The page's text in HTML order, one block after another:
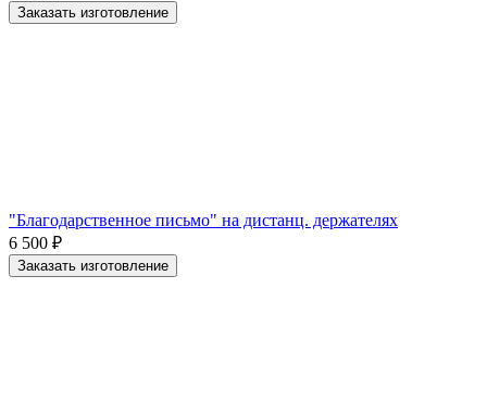
Заказать изготовление
"Благодарственное письмо" на дистанц. держателях
6 500 ₽
Заказать изготовление